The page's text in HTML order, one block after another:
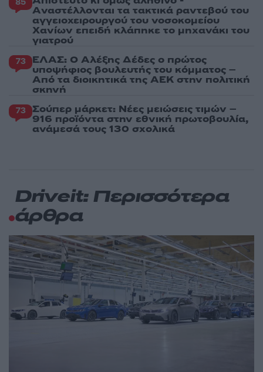
Aναστέλλονται τα τακτικά ραντεβού του
αγγειοχειρουργού του νοσοκομείου
Χανίων επειδή κλάπηκε το μηχανάκι του
γιατρού
73 ΕΛΑΣ: Ο Αλέξης Δέδες ο πρώτος
υποψήφιος βουλευτής του κόμματος –
Από τα διοικητικά της ΑΕΚ στην πολιτική
σκηνή
73 Σούπερ μάρκετ: Νέες μειώσεις τιμών –
916 προϊόντα στην εθνική πρωτοβουλία,
ανάμεσά τους 130 σχολικά
Driveit: Περισσότερα
άρθρα